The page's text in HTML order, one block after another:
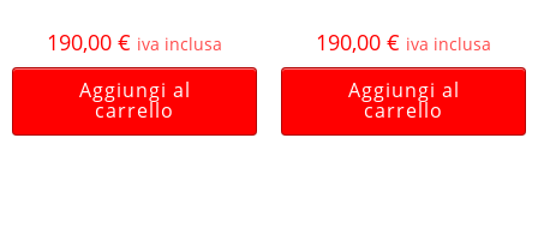
190,00 € iva inclusa
Aggiungi al
carrello
190,00 € iva inclusa
Aggiungi al
carrello